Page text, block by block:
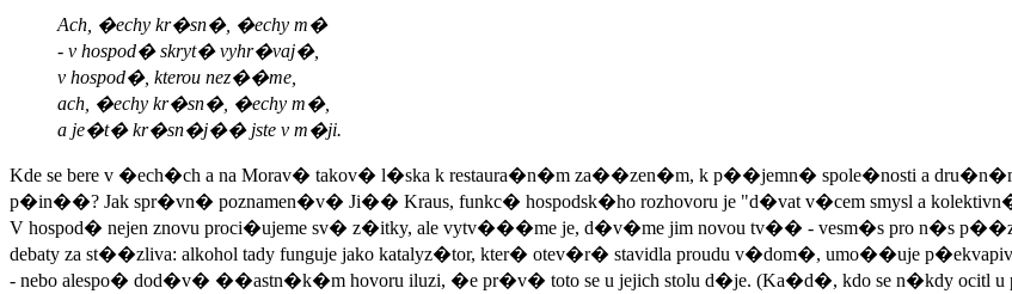
Ach, �echy kr�sn�, �echy m�
- v hospod� skryt� vyhr�vaj�,
v hospod�, kterou nez��me,
ach, �echy kr�sn�, �echy m�,
a je�t� kr�sn�j�� jste v m�ji.
Kde se bere v �ech�ch a na Morav� takov� l�ska k restaura�n�m za��zen�m, k p��jemn� spole�nosti a
p�in��? Jak spr�vn� poznamen�v� Ji�� Kraus, funkc� hospodsk�ho rozhovoru je "d�vat v�cem smysl a
V hospod� nejen znovu proci�ujeme sv� z�itky, ale vytv���me je, d�v�me jim novou tv�� - vesm�s pro n�s
debaty za st��zliva: alkohol tady funguje jako katalyz�tor, kter� otev�r� stavidla proudu v�dom�, umo��uje
- nebo alespo� dod�v� ��astn�k�m hovoru iluzi, �e pr�v� toto se u jejich stolu d�je. (Ka�d�, kdo se n�kdy ocitl